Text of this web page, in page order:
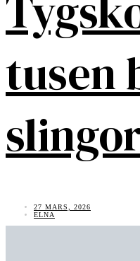
tusen
27 MARS, 2026
ELNA